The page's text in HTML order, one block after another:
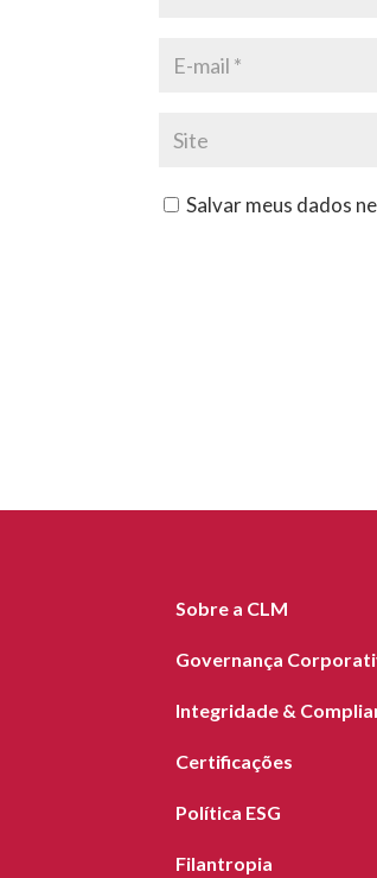
Salvar meus dados
Sobre a CLM
Governança
Integridade &
Certificações
Política ESG
Filantropia